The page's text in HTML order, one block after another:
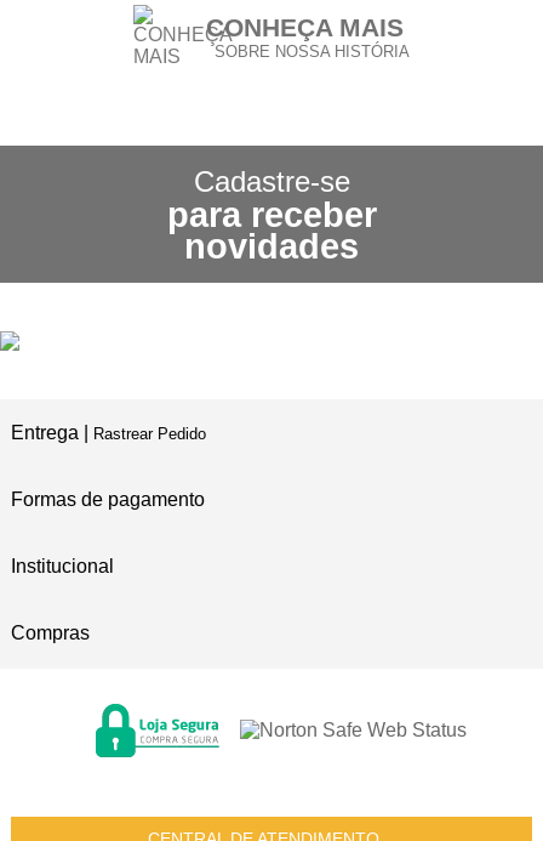
CONHEÇA MAIS
SOBRE NOSSA HISTÓRIA
POLÍTICA DE FRETE GRÁTIS
3X SEM JUROS
NO CARTÃO DE CRÉDITO
Cadastre-se
para receber
novidades
Entrega | Rastrear Pedido
Formas de pagamento
Institucional
Compras